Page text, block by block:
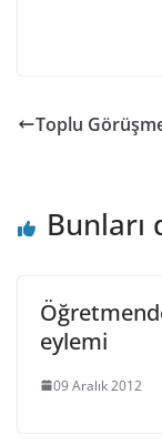
Toplu
Bunları
eylemi
09 Aralık 2012